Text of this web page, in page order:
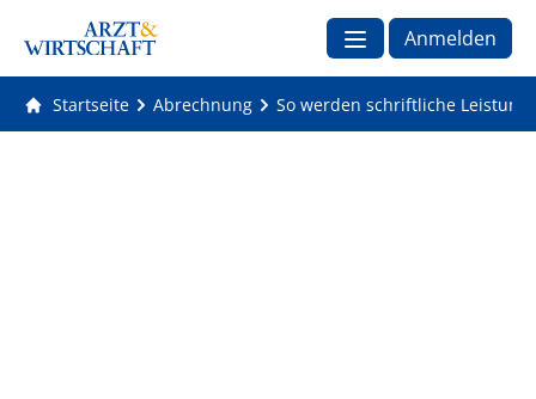
Anmelden
Startseite Abrechnung So werden schriftliche